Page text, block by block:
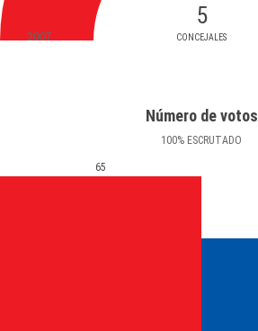
5
CONCEJALES
2007
Número de votos
100% ESCRUTADO
65